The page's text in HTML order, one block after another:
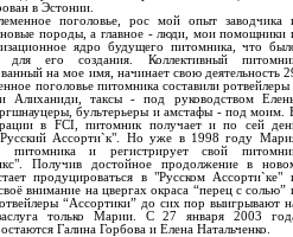
в Эстонии.
поголовье, рос мой опыт заводчика
новые породы, а главное - люди, мои помощники
ядро будущего питомника, что
для его создания. Коллективный
на мое имя, начинает свою деятельность
поголовье питомника составили ротвейлеры
Алиханиди, таксы - под руководством
бультерьеры и амстафы - под моим.
в FCI, питомник получает и по сей
Ассорти`к". Но уже в 1998 году
питомника и регистрирует свой
Получив достойное продолжение в
продуцироваться в "Русском Ассорти`ке"
внимание на цвергах окраса “перец с солью”
“Ассортики” до сих пор выигрывают
только Марии. С 27 января 2003
Галина Горбова и Елена Натальченко.